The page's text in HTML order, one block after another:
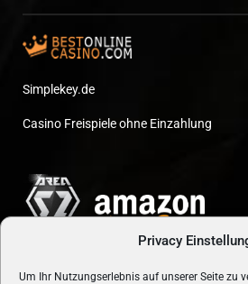
Privacy
Um Ihr Nutzungserlebnis auf unserer Seite zu
Simplekey.de
Casino Freispiele ohne Einzahlung